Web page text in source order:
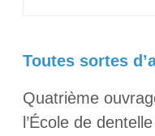
Toutes sortes
Quatrième
l’École de